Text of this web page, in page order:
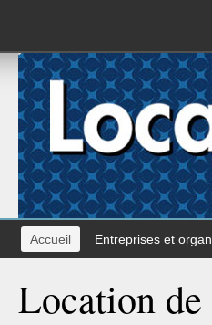
Accueil Entreprises et
Location